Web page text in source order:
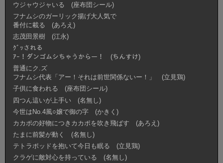
ウジャウジャいる (座布団シール)
フナムシのガーリック揚げ大人気で
番付に載る (あろえ)
志茂田景樹 (江永)
ｸﾞｯされる
ｱｰ！ダンゴムシちゃうからー！ (ちんすけ)
普通にク.ズ
フナムシ代表「アー！それは前世関係ないー！」 (立見鶏)
子供に食われる (座布団シール)
四つん這いが上手い (名無し)
今世はNo.4風○嬢で御の字 (かきく)
カカポの好物につきカカポを吹き飛ばす (あろえ)
たまに前髪が動く (名無し)
テトラポッドを抱いて今日も眠る (立見鶏)
クラゲに敵対心を持っている (名無し)